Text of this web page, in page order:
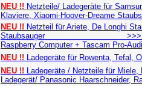
NEU !! Netzteile/ Ladegeräte für
Klaviere, Xiaomi-Hoover-Dreame
NEU !! Netzteil für Ariete, De Longhi
Staubsauger >>> Universal
Raspberry Computer + Tascam Pro-
NEU !! Ladegeräte für Rowenta, Tefal,
NEU !! Ladegeräte / Netzteile für
Ladegerät/ Panasonic Haarschneider,